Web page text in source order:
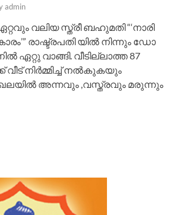
admin
വലിയ സ്ത്രീ ബഹുമതി “‘നാരി
രാഷ്ട്രപതി യിൽ നിന്നും ഡോ
വാങ്ങി. വീടില്ലാത്ത 87
നിര്‍മ്മിച്ച്‌ നല്‍കുകയും
അന്നവും ,വസ്ത്രവും മരുന്നും